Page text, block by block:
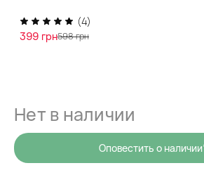
(4)
399 грн598 грн
также смягчает загрубевшую кожу рук и
предотвращает трещины и оставляет
Нет в наличии
Оповестить о наличии